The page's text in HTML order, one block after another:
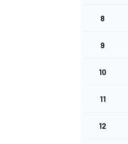
8
9
10
11
12